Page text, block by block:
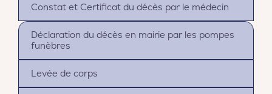
Constat et Certificat du décès par le médecin
Déclaration du décès en mairie par les pompes
funèbres
Levée de corps